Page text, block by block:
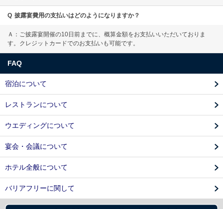
Q 披露宴費用の支払いはどのようになりますか？
Ａ：ご披露宴開催の10日前までに、概算金額をお支払いいただいておりま
す。クレジットカードでのお支払いも可能です。
FAQ
宿泊について
レストランについて
ウエディングについて
宴会・会議について
ホテル全般について
バリアフリーに関して